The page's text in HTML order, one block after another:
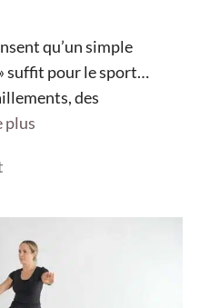
qu’un simple
suffit pour le sport…
des
plus